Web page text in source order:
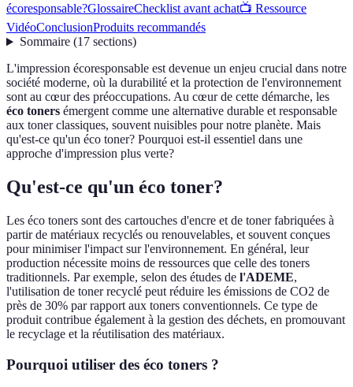
écoresponsable?GlossaireChecklist avant achat📺 Ressource
VidéoConclusionProduits recommandés
Sommaire(17 sections)
L'impression écoresponsable est devenue un enjeu crucial dans notre
société moderne, où la durabilité et la protection de l'environnement
sont au cœur des préoccupations. Au cœur de cette démarche, les
éco toners émergent comme une alternative durable et responsable
aux toner classiques, souvent nuisibles pour notre planète. Mais
qu'est-ce qu'un éco toner? Pourquoi est-il essentiel dans une
approche d'impression plus verte?
Qu'est-ce qu'un éco toner?
Les éco toners sont des cartouches d'encre et de toner fabriquées à
partir de matériaux recyclés ou renouvelables, et souvent conçues
pour minimiser l'impact sur l'environnement. En général, leur
production nécessite moins de ressources que celle des toners
traditionnels. Par exemple, selon des études de l'ADEME,
l'utilisation de toner recyclé peut réduire les émissions de CO2 de
près de 30% par rapport aux toners conventionnels. Ce type de
produit contribue également à la gestion des déchets, en promouvant
le recyclage et la réutilisation des matériaux.
Pourquoi utiliser des éco toners ?